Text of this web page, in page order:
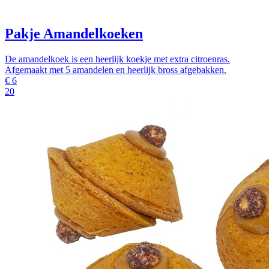
Pakje Amandelkoeken
De amandelkoek is een heerlijk koekje met extra citroenras.
Afgemaakt met 5 amandelen en heerlijk bross afgebakken.
€ 6
20